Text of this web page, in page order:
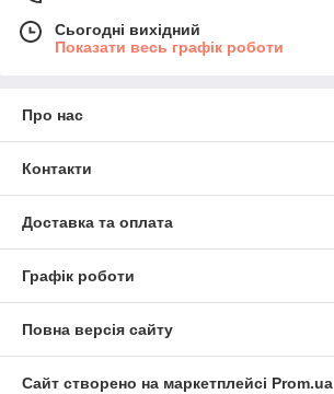
Сьогодні вихідний
Показати весь графік роботи
Про нас
Контакти
Доставка та оплата
Графік роботи
Повна версія сайту
Сайт створено на маркетплейсі Prom.ua